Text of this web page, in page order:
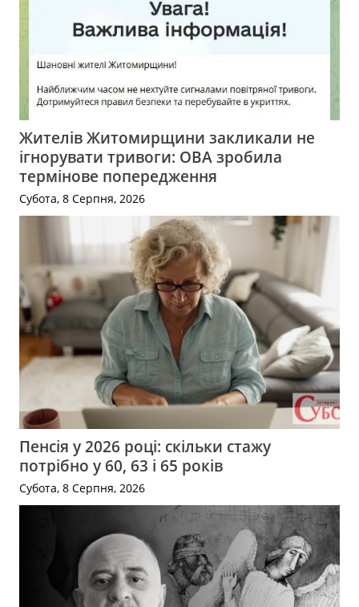
Жителів Житомирщини закликали не
ігнорувати тривоги: ОВА зробила
термінове попередження
Субота, 8 Серпня, 2026
Пенсія у 2026 році: скільки стажу
потрібно у 60, 63 і 65 років
Субота, 8 Серпня, 2026